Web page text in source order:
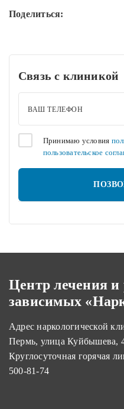
Поделиться:
Связь с клиникой
ВАШ ТЕЛЕФОН
Принимаю условия
пользовательское
Центр лечения и
зависимых
Адрес наркологической
Пермь, улица Куйбышева,
Круглосуточная горячая
500-81-74